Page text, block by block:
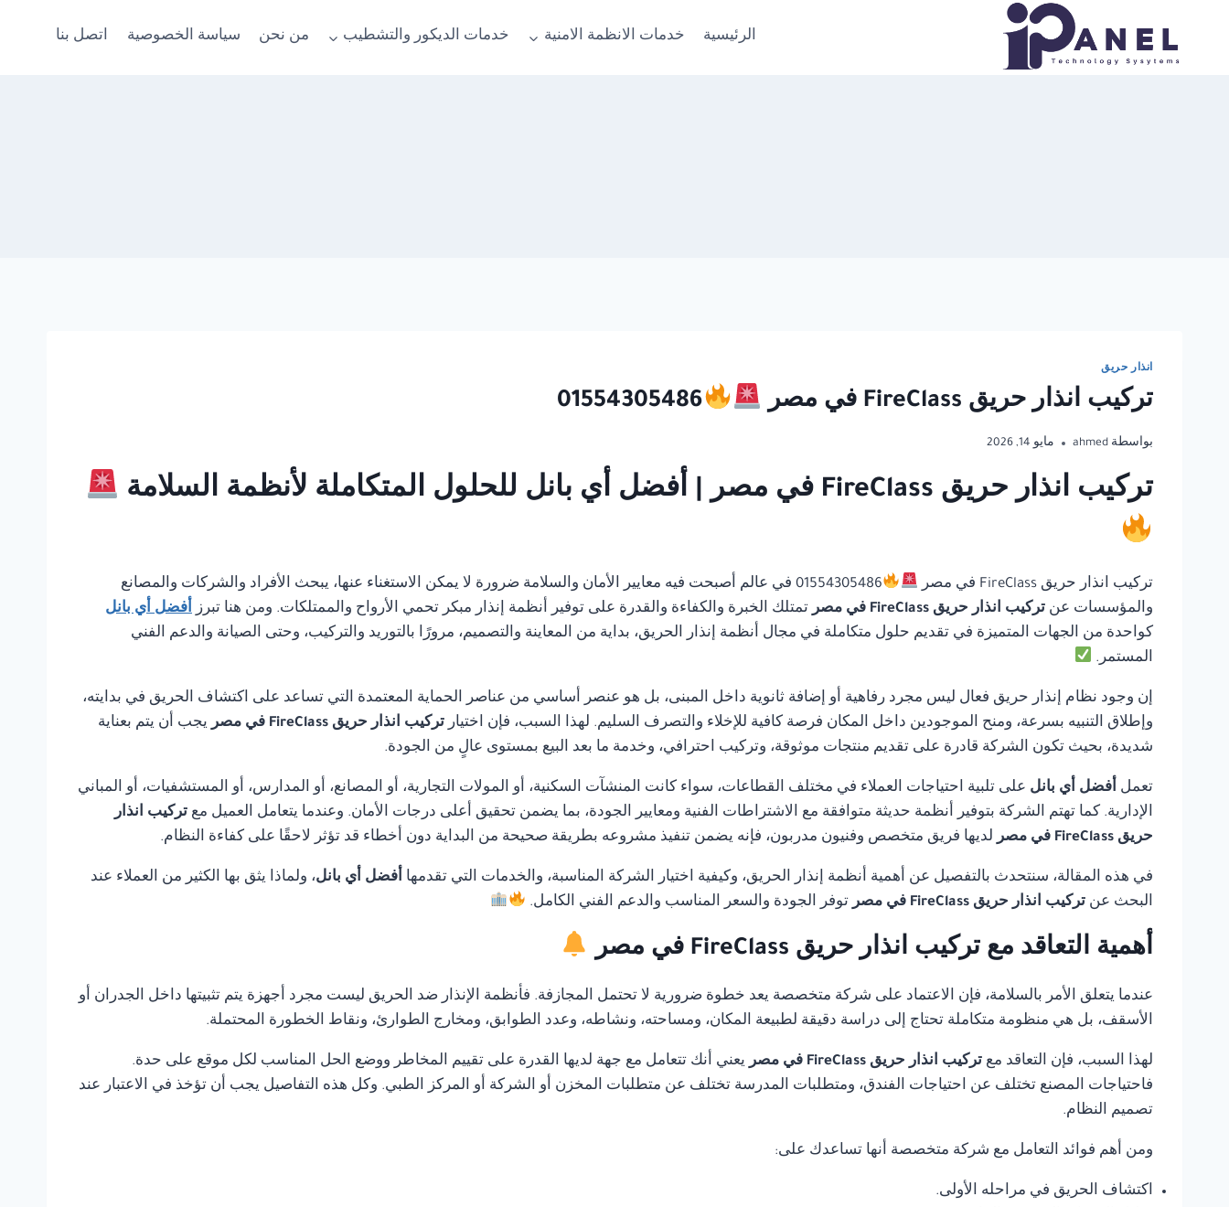
المحتوى
الرئيسية خدمات الانظمة الامنية خدمات الديكور والتشطيب من نحن سياسة الخصوصية اتصل بنا
انذار حريق
تركيب انذار حريق FireClass في مصر 01554305486
بواسطة ahmed مايو 14, 2026
تركيب انذار حريق FireClass في مصر | أفضل أي بانل للحلول المتكاملة لأنظمة السلامة
تركيب انذار حريق FireClass في مصر
01554305486 في عالم أصبحت فيه معايير الأمان والسلامة ضرورة لا يمكن الاستغناء عنها، يبحث الأفراد والشركات والمصانع
والمؤسسات عن تركيب انذار حريق FireClass في مصر تمتلك الخبرة والكفاءة والقدرة على توفير أنظمة إنذار مبكر تحمي الأرواح والممتلكات. ومن هنا تبرز أفضل أي بانل
كواحدة من الجهات المتميزة في تقديم حلول متكاملة في مجال أنظمة إنذار الحريق، بداية من المعاينة والتصميم، مرورًا بالتوريد والتركيب، وحتى الصيانة والدعم الفني
المستمر.
إن وجود نظام إنذار حريق فعال ليس مجرد رفاهية أو إضافة ثانوية داخل المبنى، بل هو عنصر أساسي من عناصر الحماية المعتمدة التي تساعد على اكتشاف الحريق في بدايته،
وإطلاق التنبيه بسرعة، ومنح الموجودين داخل المكان فرصة كافية للإخلاء والتصرف السليم. لهذا السبب، فإن اختيار تركيب انذار حريق FireClass في مصر
يجب أن يتم بعناية
شديدة، بحيث تكون الشركة قادرة على تقديم منتجات موثوقة، وتركيب احترافي، وخدمة ما بعد البيع بمستوى عالٍ من الجودة.
تعمل أفضل أي بانل على تلبية احتياجات العملاء في مختلف القطاعات، سواء كانت المنشآت السكنية، أو المولات التجارية، أو المصانع، أو المدارس، أو المستشفيات، أو المباني
الإدارية. كما تهتم الشركة بتوفير أنظمة حديثة متوافقة مع الاشتراطات الفنية ومعايير الجودة، بما يضمن تحقيق أعلى درجات الأمان. وعندما يتعامل العميل مع تركيب انذار
حريق FireClass في مصر
لديها فريق متخصص وفنيون مدربون، فإنه يضمن تنفيذ مشروعه بطريقة صحيحة من البداية دون أخطاء قد تؤثر لاحقًا على كفاءة النظام.
في هذه المقالة، سنتحدث بالتفصيل عن أهمية أنظمة إنذار الحريق، وكيفية اختيار الشركة المناسبة، والخدمات التي تقدمها أفضل أي بانل، ولماذا يثق بها الكثير من العملاء عند
البحث عن تركيب انذار حريق FireClass في مصر توفر الجودة والسعر المناسب والدعم الفني الكامل.
أهمية التعاقد مع تركيب انذار حريق FireClass في مصر
عندما يتعلق الأمر بالسلامة، فإن الاعتماد على شركة متخصصة يعد خطوة ضرورية لا تحتمل المجازفة. فأنظمة الإنذار ضد الحريق ليست مجرد أجهزة يتم تثبيتها داخل الجدران أو
الأسقف، بل هي منظومة متكاملة تحتاج إلى دراسة دقيقة لطبيعة المكان، ومساحته، ونشاطه، وعدد الطوابق، ومخارج الطوارئ، ونقاط الخطورة المحتملة.
لهذا السبب، فإن التعاقد مع تركيب انذار حريق FireClass في مصر
يعني أنك تتعامل مع جهة لديها القدرة على تقييم المخاطر ووضع الحل المناسب لكل موقع على حدة.
فاحتياجات المصنع تختلف عن احتياجات الفندق، ومتطلبات المدرسة تختلف عن متطلبات المخزن أو الشركة أو المركز الطبي. وكل هذه التفاصيل يجب أن تؤخذ في الاعتبار عند
تصميم النظام.
ومن أهم فوائد التعامل مع شركة متخصصة أنها تساعدك على:
اكتشاف الحريق في مراحله الأولى.